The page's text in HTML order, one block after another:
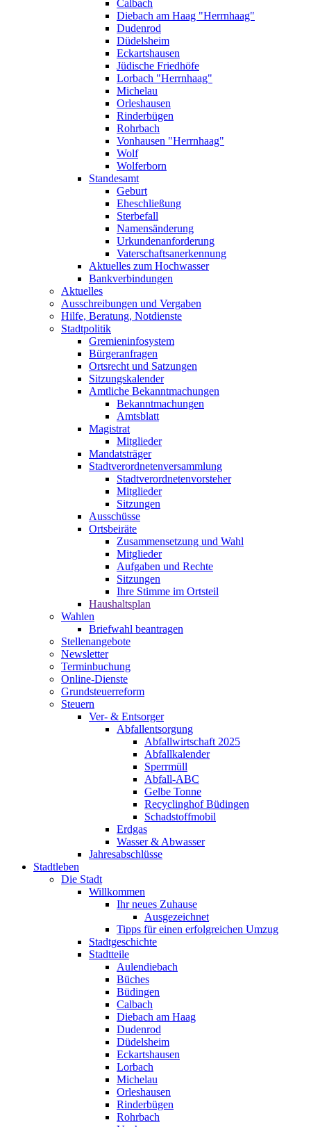
Calbach
Diebach am Haag "Herrnhaag"
Dudenrod
Düdelsheim
Eckartshausen
Jüdische Friedhöfe
Lorbach "Herrnhaag"
Michelau
Orleshausen
Rinderbügen
Rohrbach
Vonhausen "Herrnhaag"
Wolf
Wolferborn
Standesamt
Geburt
Eheschließung
Sterbefall
Namensänderung
Urkundenanforderung
Vaterschaftsanerkennung
Aktuelles zum Hochwasser
Bankverbindungen
Aktuelles
Ausschreibungen und Vergaben
Hilfe, Beratung, Notdienste
Stadtpolitik
Gremieninfosystem
Bürgeranfragen
Ortsrecht und Satzungen
Sitzungskalender
Amtliche Bekanntmachungen
Bekanntmachungen
Amtsblatt
Magistrat
Mitglieder
Mandatsträger
Stadtverordnetenversammlung
Stadtverordnetenvorsteher
Mitglieder
Sitzungen
Ausschüsse
Ortsbeiräte
Zusammensetzung und Wahl
Mitglieder
Aufgaben und Rechte
Sitzungen
Ihre Stimme im Ortsteil
Haushaltsplan
Wahlen
Briefwahl beantragen
Stellenangebote
Newsletter
Terminbuchung
Online-Dienste
Grundsteuerreform
Steuern
Ver- & Entsorger
Abfallentsorgung
Abfallwirtschaft 2025
Abfallkalender
Sperrmüll
Abfall-ABC
Gelbe Tonne
Recyclinghof Büdingen
Schadstoffmobil
Erdgas
Wasser & Abwasser
Jahresabschlüsse
Stadtleben
Die Stadt
Willkommen
Ihr neues Zuhause
Ausgezeichnet
Tipps für einen erfolgreichen Umzug
Stadtgeschichte
Stadtteile
Aulendiebach
Büches
Büdingen
Calbach
Diebach am Haag
Dudenrod
Düdelsheim
Eckartshausen
Lorbach
Michelau
Orleshausen
Rinderbügen
Rohrbach